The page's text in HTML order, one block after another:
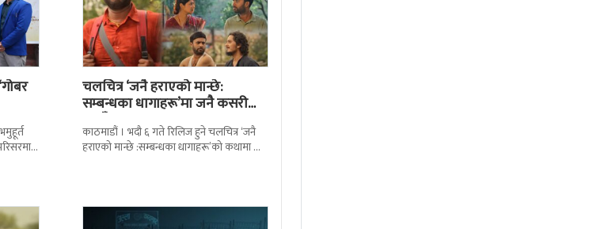
चलचित्र ‘जनै हराएको मान्छे:
सम्बन्धका धागाहरू’मा जनै कसरी
हराउँछ ?
काठमाडौं । भदौ ६ गते रिलिज हुने चलचित्र ‘जनै
हराएको मान्छे :सम्बन्धका धागाहरू’को कथामा के